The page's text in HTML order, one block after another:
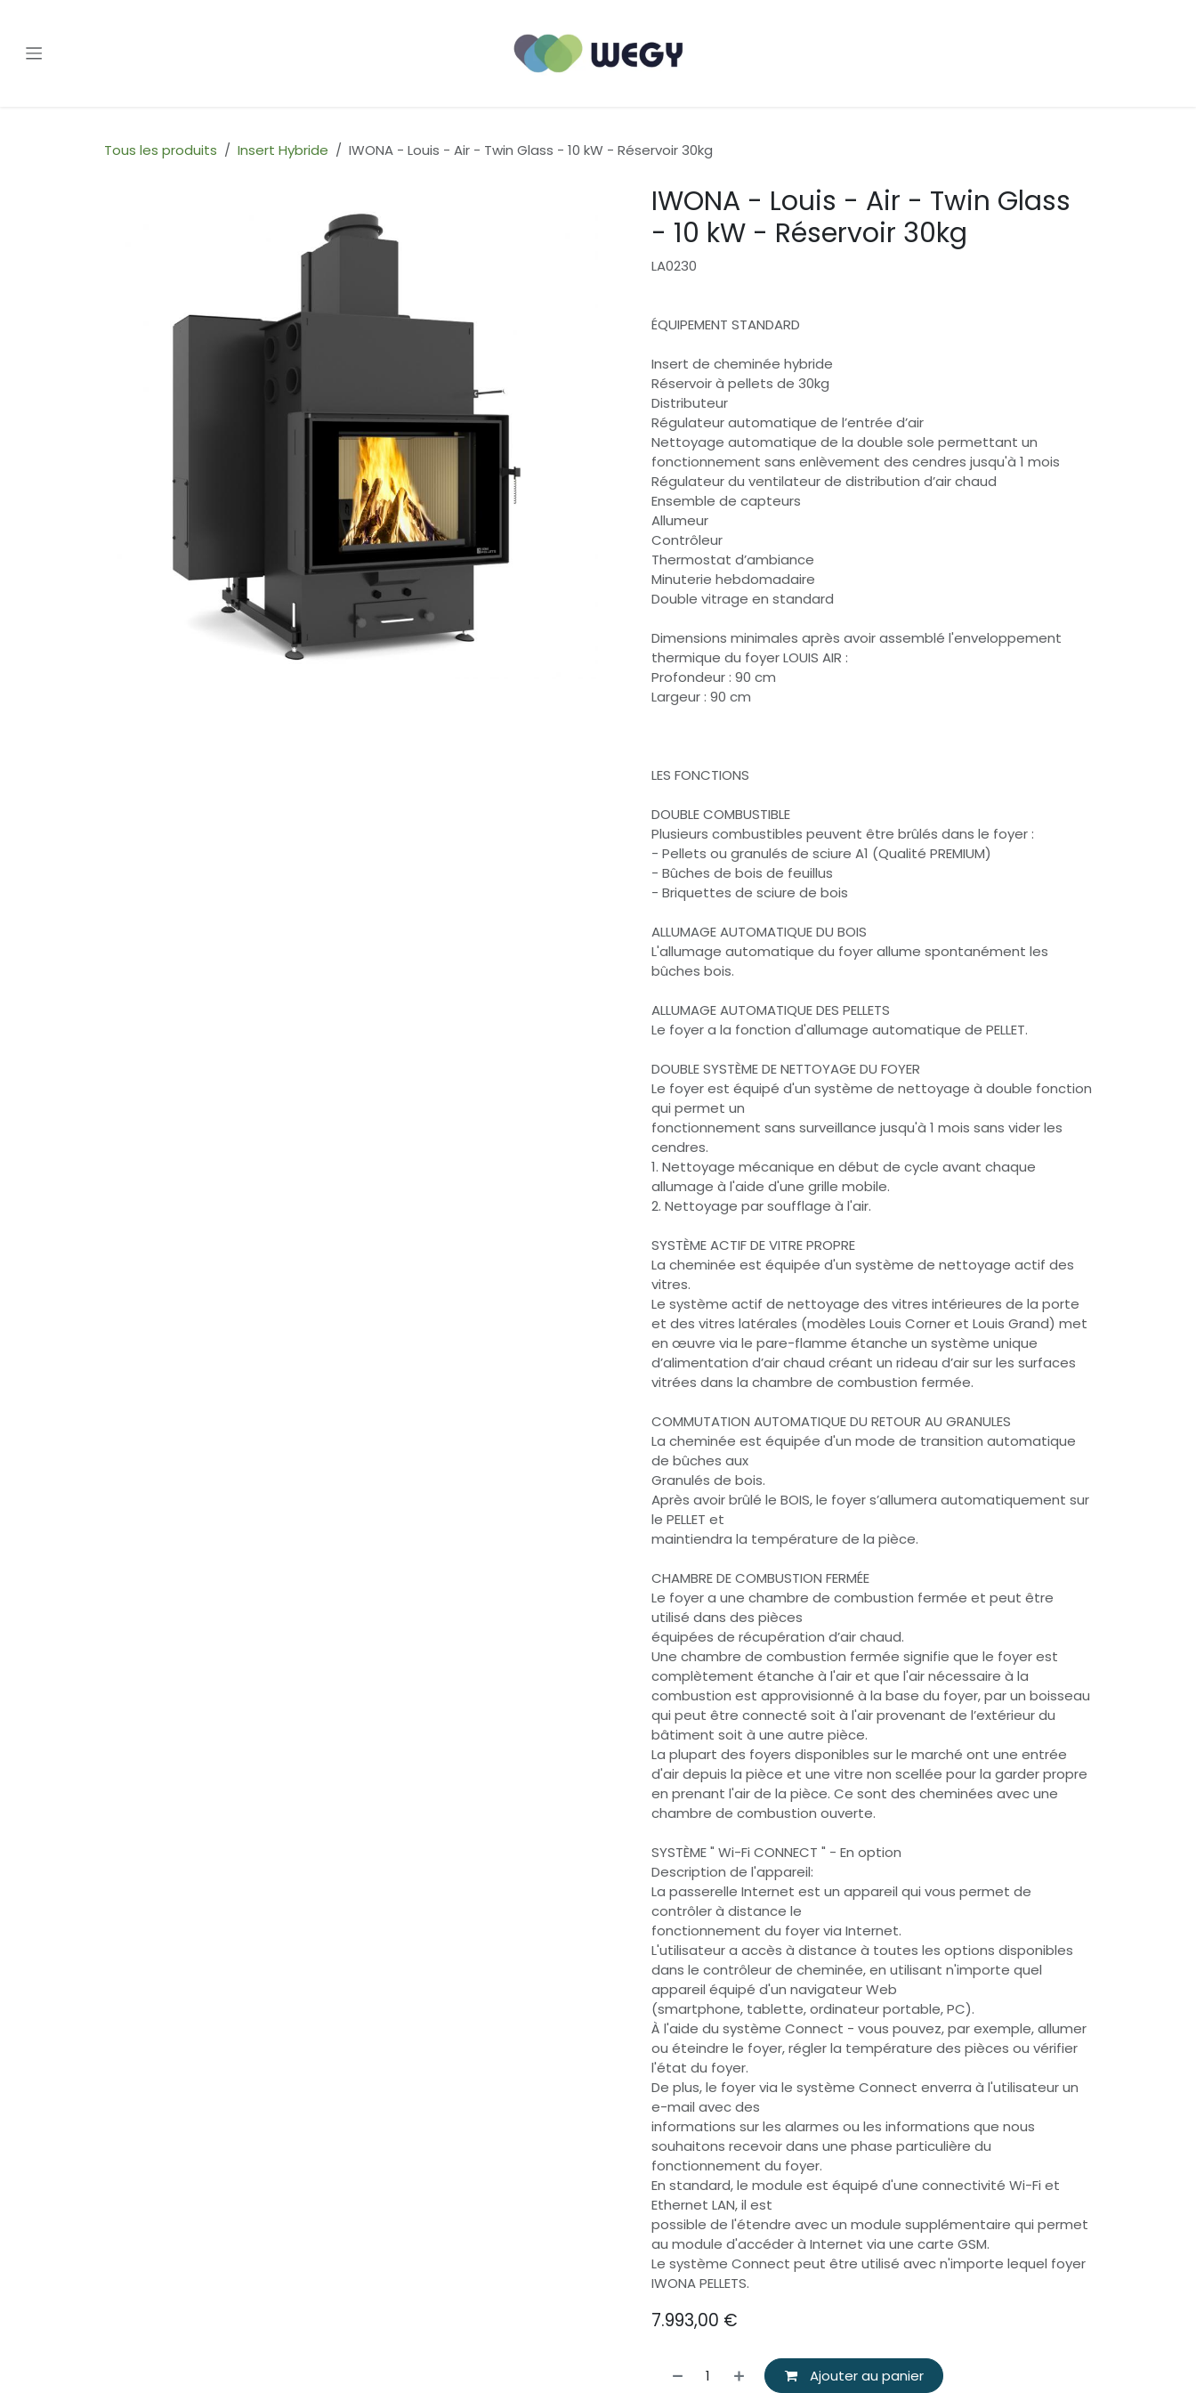
Tous les produits Insert Hybride IWONA - Louis - Air - Twin Glass - 10 kW - Réservoir 30kg
IWONA - Louis - Air - Twin Glass
- 10 kW - Réservoir 30kg
LA0230
ÉQUIPEMENT STANDARD
Insert de cheminée hybride
Réservoir à pellets de 30kg
Distributeur
Régulateur automatique de l’entrée d’air
Nettoyage automatique de la double sole permettant un
fonctionnement sans enlèvement des cendres jusqu'à 1 mois
Régulateur du ventilateur de distribution d’air chaud
Ensemble de capteurs
Allumeur
Contrôleur
Thermostat d’ambiance
Minuterie hebdomadaire
Double vitrage en standard
Dimensions minimales après avoir assemblé l'enveloppement
thermique du foyer LOUIS AIR :
Profondeur : 90 cm
Largeur : 90 cm
LES FONCTIONS
DOUBLE COMBUSTIBLE
Plusieurs combustibles peuvent être brûlés dans le foyer :
- Pellets ou granulés de sciure A1 (Qualité PREMIUM)
- Bûches de bois de feuillus
- Briquettes de sciure de bois
ALLUMAGE AUTOMATIQUE DU BOIS
L'allumage automatique du foyer allume spontanément les
bûches bois.
ALLUMAGE AUTOMATIQUE DES PELLETS
Le foyer a la fonction d'allumage automatique de PELLET.
DOUBLE SYSTÈME DE NETTOYAGE DU FOYER
Le foyer est équipé d'un système de nettoyage à double fonction
qui permet un
fonctionnement sans surveillance jusqu'à 1 mois sans vider les
cendres.
1. Nettoyage mécanique en début de cycle avant chaque
allumage à l'aide d'une grille mobile.
2. Nettoyage par soufflage à l'air.
SYSTÈME ACTIF DE VITRE PROPRE
La cheminée est équipée d'un système de nettoyage actif des
vitres.
Le système actif de nettoyage des vitres intérieures de la porte
et des vitres latérales (modèles Louis Corner et Louis Grand) met
en œuvre via le pare-flamme étanche un système unique
d’alimentation d’air chaud créant un rideau d’air sur les surfaces
vitrées dans la chambre de combustion fermée.
COMMUTATION AUTOMATIQUE DU RETOUR AU GRANULES
La cheminée est équipée d'un mode de transition automatique
de bûches aux
Granulés de bois.
Après avoir brûlé le BOIS, le foyer s’allumera automatiquement sur
le PELLET et
maintiendra la température de la pièce.
CHAMBRE DE COMBUSTION FERMÉE
Le foyer a une chambre de combustion fermée et peut être
utilisé dans des pièces
équipées de récupération d’air chaud.
Une chambre de combustion fermée signifie que le foyer est
complètement étanche à l'air et que l'air nécessaire à la
combustion est approvisionné à la base du foyer, par un boisseau
qui peut être connecté soit à l'air provenant de l’extérieur du
bâtiment soit à une autre pièce.
La plupart des foyers disponibles sur le marché ont une entrée
d'air depuis la pièce et une vitre non scellée pour la garder propre
en prenant l'air de la pièce. Ce sont des cheminées avec une
chambre de combustion ouverte.
SYSTÈME " Wi-Fi CONNECT " - En option
Description de l'appareil:
La passerelle Internet est un appareil qui vous permet de
contrôler à distance le
fonctionnement du foyer via Internet.
L'utilisateur a accès à distance à toutes les options disponibles
dans le contrôleur de cheminée, en utilisant n'importe quel
appareil équipé d'un navigateur Web
(smartphone, tablette, ordinateur portable, PC).
À l'aide du système Connect - vous pouvez, par exemple, allumer
ou éteindre le foyer, régler la température des pièces ou vérifier
l'état du foyer.
De plus, le foyer via le système Connect enverra à l'utilisateur un
e-mail avec des
informations sur les alarmes ou les informations que nous
souhaitons recevoir dans une phase particulière du
fonctionnement du foyer.
En standard, le module est équipé d'une connectivité Wi-Fi et
Ethernet LAN, il est
possible de l'étendre avec un module supplémentaire qui permet
au module d'accéder à Internet via une carte GSM.
Le système Connect peut être utilisé avec n'importe lequel foyer
IWONA PELLETS.
7.993,00 €
Ajouter au panier